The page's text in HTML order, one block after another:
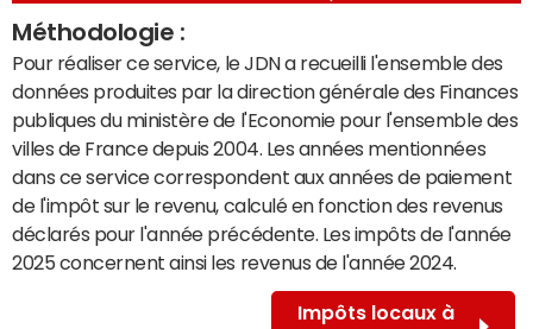
Méthodologie :
Pour réaliser ce service, le JDN a recueilli l'ensemble des
données produites par la direction générale des Finances
publiques du ministère de l'Economie pour l'ensemble des
villes de France depuis 2004. Les années mentionnées
dans ce service correspondent aux années de paiement
de l'impôt sur le revenu, calculé en fonction des revenus
déclarés pour l'année précédente. Les impôts de l'année
2025 concernent ainsi les revenus de l'année 2024.
Impôts locaux à